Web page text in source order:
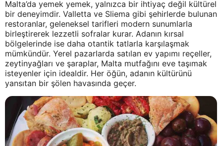
Malta’da yemek yemek, yalnızca bir ihtiyaç değil kültürel
bir deneyimdir. Valletta ve Sliema gibi şehirlerde bulunan
restoranlar, geleneksel tarifleri modern sunumlarla
birleştirerek lezzetli sofralar kurar. Adanın kırsal
bölgelerinde ise daha otantik tatlarla karşılaşmak
mümkündür. Yerel pazarlarda satılan ev yapımı reçeller,
zeytinyağları ve şaraplar, Malta mutfağını eve taşımak
isteyenler için idealdir. Her öğün, adanın kültürünü
yansıtan bir şölen havasında geçer.